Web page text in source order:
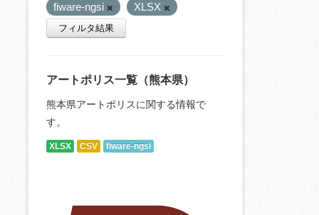
fiware-ngsi
XLSX
フィルタ結果
アートポリス一覧（熊本県）
熊本県アートポリスに関する情報で
す。
XLSX CSV fiware-ngsi